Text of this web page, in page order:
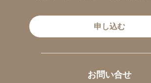
申し込む
お問い合せ